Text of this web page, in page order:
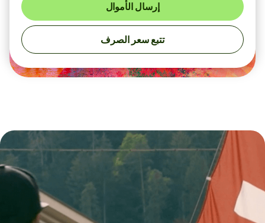
إرسال الأموال
تتبع سعر الصرف